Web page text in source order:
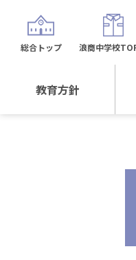
教育方針
総合トップ 浪商中学校